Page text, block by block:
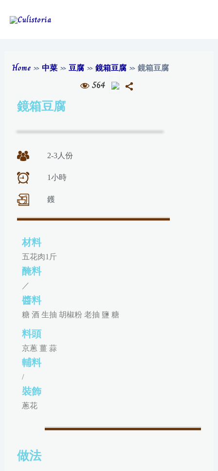
Home »中菜 »豆腐 »鏡箱豆腐 »鏡箱豆腐
564
鏡箱豆腐
2-3人份
1小時
鑊
材料
五花肉1斤
醃料
／
醬料
糖 酒 生抽 胡椒粉 老抽 鹽 糖
料頭
京蔥 薑 蒜
輔料
/
裝飾
蔥花
做法